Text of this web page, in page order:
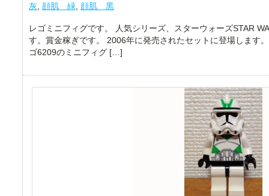
灰 顔肌 緑 顔肌 黒
レゴミニフィグです。 人気シリーズ、スターウォーズSTAR
す。賞金稼ぎです。 2006年に発売されたセットに登場します
ゴ6209のミニフィグ […]